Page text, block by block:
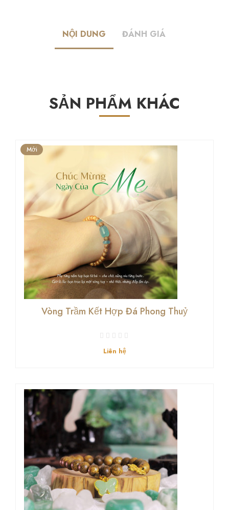
NỘI DUNG ĐÁNH GIÁ
SẢN PHẨM KHÁC
Mới
Vòng Trầm Kết Hợp Đá Phong Thuỷ
Liên hệ